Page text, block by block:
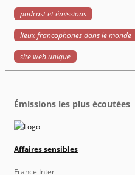
podcast et émissions
lieux francophones dans le monde
site web unique
Émissions les plus écoutées
Affaires sensibles
France Inter